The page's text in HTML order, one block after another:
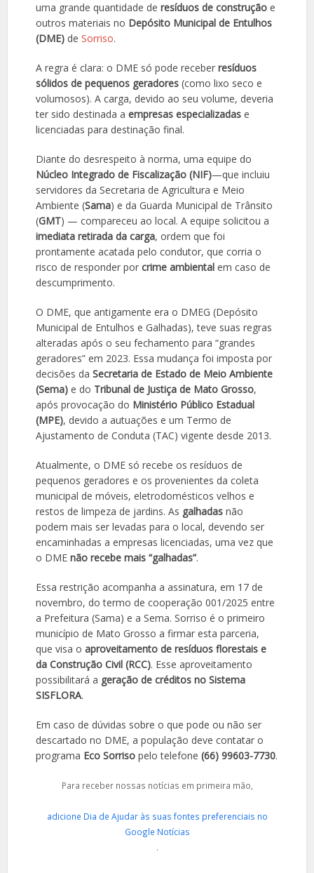
uma grande quantidade deresíduos de construção e
outros materiais no Depósito Municipal de Entulhos
(DME) deSorriso.
A regra é clara: o DME só pode receberresíduos
sólidos de pequenos geradores (como lixo seco e
volumosos). A carga, devido ao seu volume, deveria
ter sido destinada aempresas especializadas e
licenciadas para destinação final.
Diante do desrespeito à norma, uma equipe do
Núcleo Integrado de Fiscalização (NIF)—que incluiu
servidores da Secretaria de Agricultura e Meio
Ambiente (Sama) e da Guarda Municipal de Trânsito
(GMT) — compareceu ao local. A equipe solicitou a
imediata retirada da carga, ordem que foi
prontamente acatada pelo condutor, que corria o
risco de responder porcrime ambiental em caso de
descumprimento.
O DME, que antigamente era o DMEG (Depósito
Municipal de Entulhos e Galhadas), teve suas regras
alteradas após o seu fechamento para “grandes
geradores” em 2023. Essa mudança foi imposta por
decisões daSecretaria de Estado de Meio Ambiente
(Sema) e do Tribunal de Justiça de Mato Grosso,
após provocação do Ministério Público Estadual
(MPE), devido a autuações e um Termo de
Ajustamento de Conduta (TAC) vigente desde 2013.
Atualmente, o DME só recebe os resíduos de
pequenos geradores e os provenientes da coleta
municipal de móveis, eletrodomésticos velhos e
restos de limpeza de jardins. As galhadas não
podem mais ser levadas para o local, devendo ser
encaminhadas a empresas licenciadas, uma vez que
o DMEnão recebe mais “galhadas”.
Essa restrição acompanha a assinatura, em 17 de
novembro, do termo de cooperação 001/2025 entre
a Prefeitura (Sama) e a Sema. Sorriso é o primeiro
município de Mato Grosso a firmar esta parceria,
que visa oaproveitamento de resíduos florestais e
da Construção Civil (RCC). Esse aproveitamento
possibilitará a geração de créditos no Sistema
SISFLORA.
Em caso de dúvidas sobre o que pode ou não ser
descartado no DME, a população deve contatar o
programa Eco Sorriso pelo telefone(66) 99603-7730.
Para receber nossas notícias em primeira mão,
adicione Dia de Ajudar às suas fontes preferenciais no
Google Notícias
.